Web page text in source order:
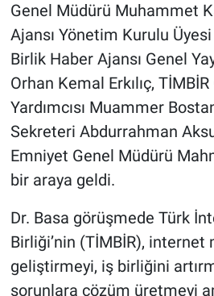
Genel Müdürü Muhammet
Ajansı Yönetim Kurulu
Birlik Haber Ajansı Genel
Orhan Kemal Erkılıç,
Yardımcısı Muammer
Sekreteri Abdurrahman
Emniyet Genel Müdürü
bir araya geldi.
Dr. Basa görüşmede Türk
Birliği’nin (TİMBİR), internet
geliştirmeyi, iş birliğini
sorunlara çözüm üretmeyi